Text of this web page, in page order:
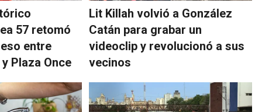
57 retomó
entre
Plaza Once
Lit Killah volvió a González
Catán para grabar un
videoclip y revolucionó a sus
vecinos